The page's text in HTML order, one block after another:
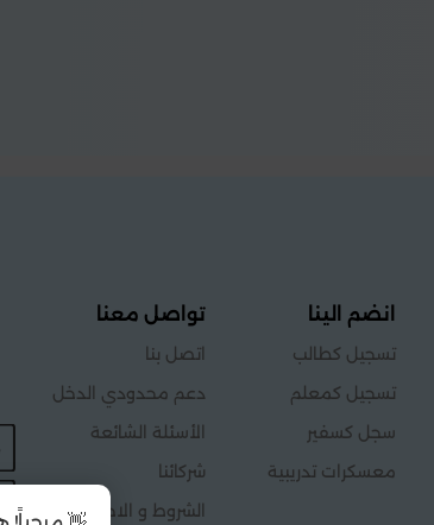
انضم الينا
تسجيل كطالب
تسجيل كمعلم
سجل كسفير
معسكرات تدريبية
تواصل معنا
اتصل بنا
دعم محدودي الدخل
الأسئلة الشائعة
شركائنا
الشروط و الاحكام